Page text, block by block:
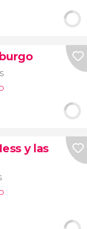
y las